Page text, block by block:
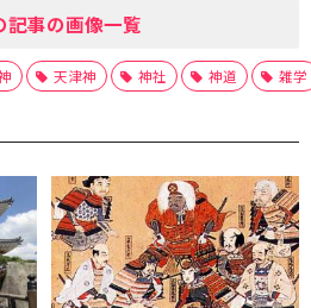
記事の画像一覧
天津神 神社 神道 雑学